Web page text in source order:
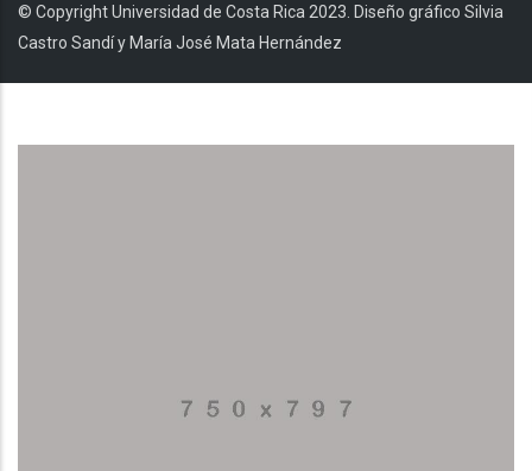
© Copyright Universidad de Costa Rica 2023. Diseño gráfico Silvia
Castro Sandí y María José Mata Hernández